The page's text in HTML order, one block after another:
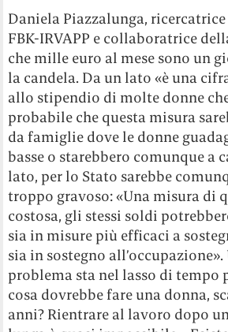
Daniela Piazzalunga,
FBK-IRVAPP e collaboratrice
che mille euro al mese sono un
la candela. Da un lato «è una
allo stipendio di molte donne
probabile che questa misura
da famiglie dove le donne
basse o starebbero comunque a
lato, per lo Stato sarebbe
troppo gravoso: «Una misura di
costosa, gli stessi soldi
sia in misure più efficaci a
sia in sostegno
problema sta nel lasso di tempo
cosa dovrebbe fare una donna,
anni? Rientrare al lavoro dopo